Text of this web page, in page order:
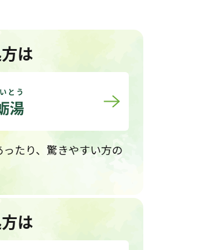
は
湯
とう
たり、驚きやすい方の
は